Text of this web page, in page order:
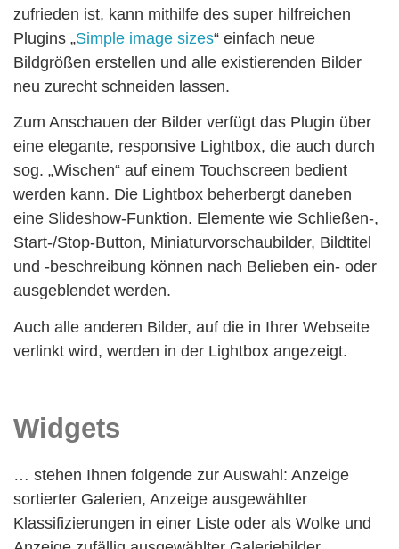
zufrieden ist, kann mithilfe des super hilfreichen
Plugins „Simple image sizes“ einfach neue
Bildgrößen erstellen und alle existierenden Bilder
neu zurecht schneiden lassen.
Zum Anschauen der Bilder verfügt das Plugin über
eine elegante, responsive Lightbox, die auch durch
sog. „Wischen“ auf einem Touchscreen bedient
werden kann. Die Lightbox beherbergt daneben
eine Slideshow-Funktion. Elemente wie Schließen-,
Start-/Stop-Button, Miniaturvorschaubilder, Bildtitel
und -beschreibung können nach Belieben ein- oder
ausgeblendet werden.
Auch alle anderen Bilder, auf die in Ihrer Webseite
verlinkt wird, werden in der Lightbox angezeigt.
Widgets
… stehen Ihnen folgende zur Auswahl: Anzeige
sortierter Galerien, Anzeige ausgewählter
Klassifizierungen in einer Liste oder als Wolke und